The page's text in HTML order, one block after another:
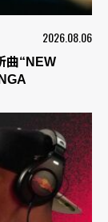
2026.08.06
曲“NEW